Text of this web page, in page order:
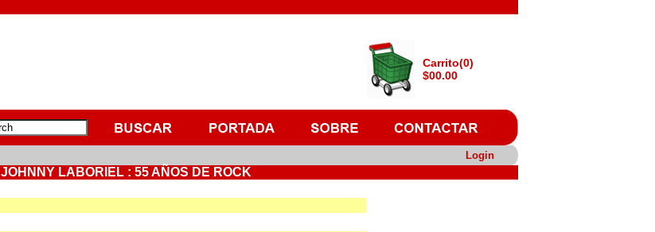
Carrito(0)
$00.00
Login
JOHNNY LABORIEL : 55 AÑOS DE ROCK